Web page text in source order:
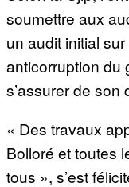
soumettre aux
un audit initial
anticorruption du
s’assurer de son
« Des travaux
Bolloré et toutes
tous », s’est